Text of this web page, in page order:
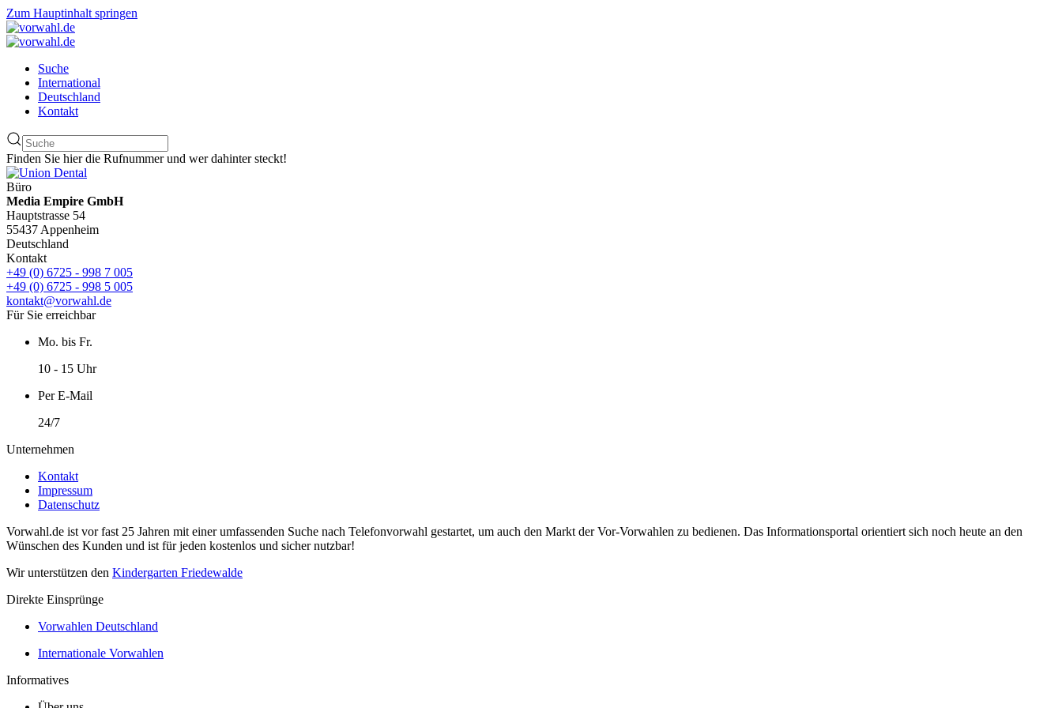
Zum Hauptinhalt springen
Suche
International
Deutschland
Kontakt
Finden Sie hier die Rufnummer und wer dahinter steckt!
Büro
Media Empire GmbH
Hauptstrasse 54
55437 Appenheim
Deutschland
Kontakt
+49 (0) 6725 - 998 7 005
+49 (0) 6725 - 998 5 005
kontakt@vorwahl.de
Für Sie erreichbar
Mo. bis Fr.
10 - 15 Uhr
Per E-Mail
24/7
Unternehmen
Kontakt
Impressum
Datenschutz
Vorwahl.de ist vor fast 25 Jahren mit einer umfassenden Suche nach Telefonvorwahl gestartet, um auch den Markt der Vor-Vorwahlen zu bedienen. Das Informationsportal orientiert sich noch heute an den
Wünschen des Kunden und ist für jeden kostenlos und sicher nutzbar!
Wir unterstützen den Kindergarten Friedewalde
Direkte Einsprünge
Vorwahlen Deutschland
Internationale Vorwahlen
Informatives